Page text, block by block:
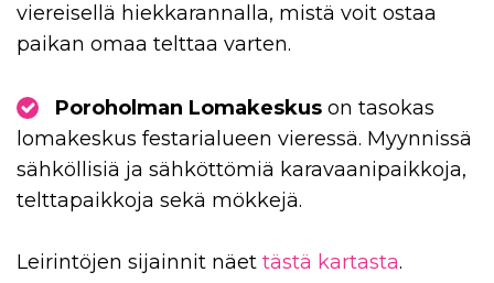
viereisellä hiekkarannalla, mistä voit ostaa
paikan omaa telttaa varten.
Poroholman Lomakeskus on tasokas
lomakeskus festarialueen vieressä. Myynnissä
sähköllisiä ja sähköttömiä karavaanipaikkoja,
telttapaikkoja sekä mökkejä.
Leirintöjen sijainnit näet tästä kartasta.